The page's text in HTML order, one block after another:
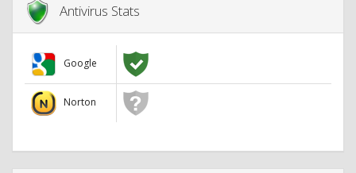
Antivirus Stats
Google
Norton